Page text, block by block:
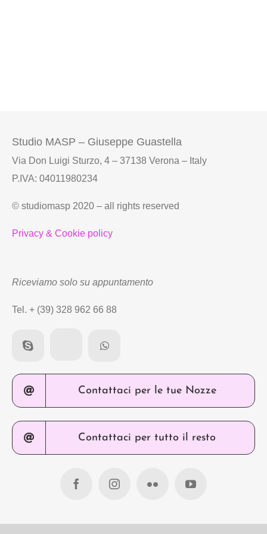
Studio MASP – Giuseppe Guastella
Via Don Luigi Sturzo, 4 – 37138 Verona – Italy
P.IVA: 04011980234
© studiomasp 2020 – all rights reserved
Privacy & Cookie policy
Riceviamo solo su appuntamento
Tel. + (39) 328 962 66 88
Contattaci per le tue Nozze
Contattaci per tutto il resto